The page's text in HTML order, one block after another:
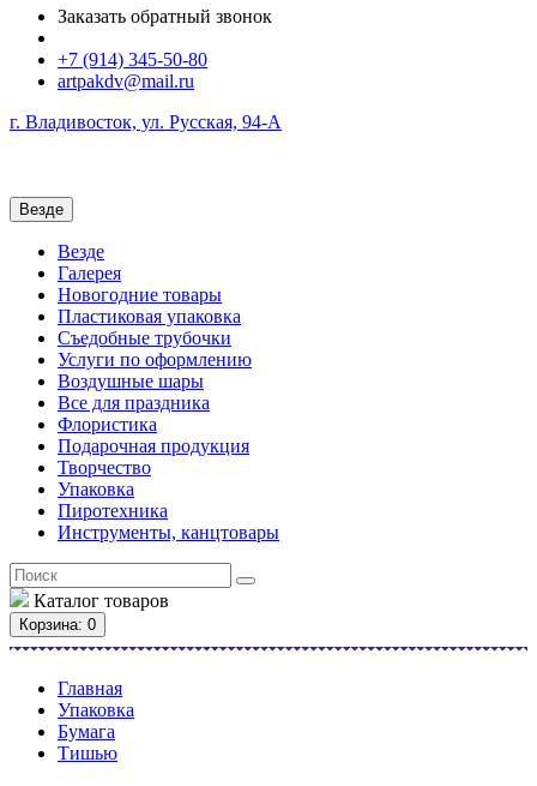
Заказать обратный звонок
+7 (914) 345-50-80
artpakdv@mail.ru
г. Владивосток, ул. Русская, 94-А
Везде
Везде
Галерея
Новогодние товары
Пластиковая упаковка
Съедобные трубочки
Услуги по оформлению
Воздушные шары
Все для праздника
Флористика
Подарочная продукция
Творчество
Упаковка
Пиротехника
Инструменты, канцтовары
Каталог товаров
Корзина: 0
Главная
Упаковка
Бумага
Тишью